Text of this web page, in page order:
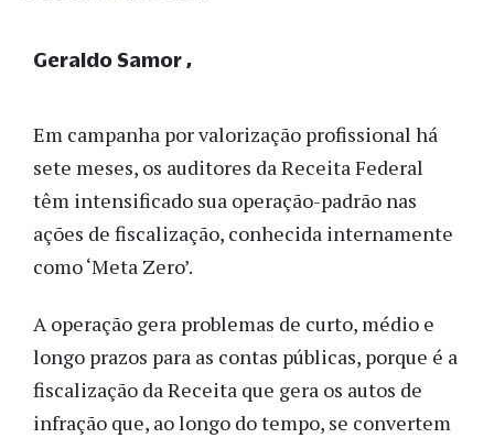
Em campanha por valorização profissional há
sete meses, os auditores da Receita Federal
têm intensificado sua operação-padrão nas
ações de fiscalização, conhecida internamente
como ‘Meta Zero’.
A operação gera problemas de curto, médio e
longo prazos para as contas públicas, porque é a
fiscalização da Receita que gera os autos de
infração que, ao longo do tempo, se convertem
Geraldo Samor